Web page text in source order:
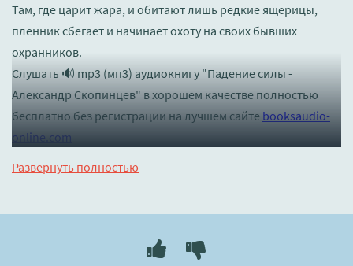
Там, где царит жара, и обитают лишь редкие ящерицы,
пленник сбегает и начинает охоту на своих бывших
охранников.
Слушать 🔊 mp3 (мп3) аудиокнигу "Падение силы -
Александр Скопинцев" в хорошем качестве полностью
бесплатно без регистрации на лучшем сайте booksaudio-
online.com
Развернуть полностью